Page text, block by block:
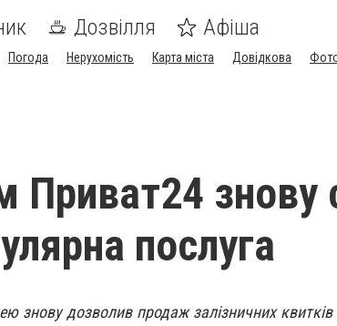
Дозвілля Афіша
Погода Нерухомість Карта міста Довідкова
Приват24 знову
послуга
знову дозволив продаж залізничних